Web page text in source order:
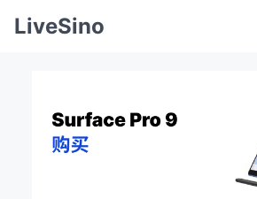
LiveSino